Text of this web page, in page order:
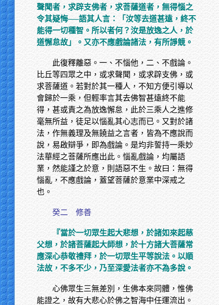
聲聞者，求辟支佛者，求菩薩道者，無得惱之
令其疑悔──語其人言：「汝等去道甚遠，終不
能得一切種智。所以者何？汝是放逸之人，於
道懈怠故」。又亦不應戲論諸法，有所諍競。
此復釋離惡。一、不惱他，二、不戲論。
比丘等四眾之中，或求聲聞，或求辟支佛，或
求菩薩道。若對於其一種人，不知方便引導以
會歸於一乘，但輕率言其去佛智甚遠終不能
得，甚或責之為放逸懈怠，此於三乘人之進修
毫無所益，徒足以惱亂其心志而已。又對於諸
法，作無義理及無饒益之言者，皆為不應說而
說，易啟辯爭，即為戲論。是均非誓持一乘妙
法華經之菩薩所應出此。惱亂戲論，均屬語
業，然能謹之於意，則語惡不生。故曰：無得
惱亂，不應戲論，蓋望菩薩於意業中深戒之
也。
癸二 修善
『當於一切眾生起大悲想，於諸如來起慈
父想，於諸菩薩起大師想，於十方諸大菩薩常
應深心恭敬禮拜，於一切眾生平等說法。以順
法故，不多不少，乃至深愛法者亦不為多說。
心佛眾生三無差別，生佛本來同體，惟佛
能證之，故有大悲心於佛之智海中任運流出。